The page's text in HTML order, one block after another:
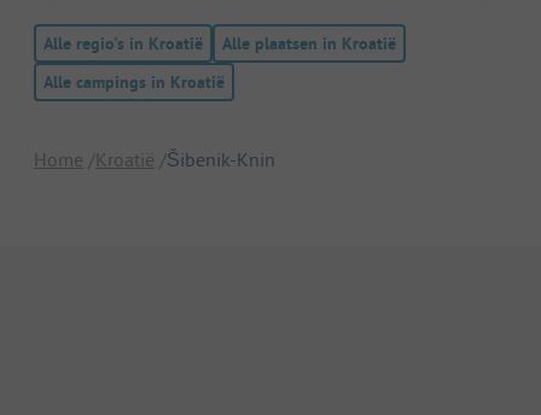
Alle regio's in Kroatië
Alle plaatsen in Kroatië
Alle campings in Kroatië
Home Kroatië Šibenik-Knin